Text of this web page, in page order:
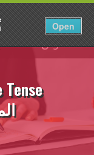
Open
AR
انتقل
إلى